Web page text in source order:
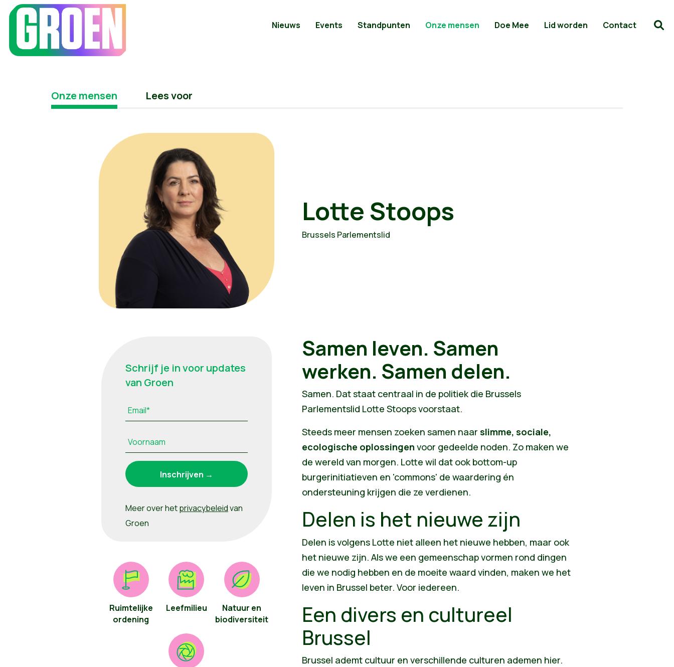
Nieuws Events Standpunten Onze mensen Doe Mee Lid worden Contact
Onze mensen Lees voor
Lotte Stoops
Brussels Parlementslid
Schrijf je in voor updates
van Groen
Email*
Voornaam
Meer over hetprivacybeleidvan
Groen
Ruimtelijke
ordening
Leefmilieu
Natuur en
biodiversiteit
Samen leven. Samen
werken. Samen delen.
Samen. Dat staat centraal in de politiek die Brussels
Parlementslid Lotte Stoops voorstaat.
Steeds meer mensen zoeken samen naar slimme, sociale,
ecologische oplossingen voor gedeelde noden. Zo maken we
de wereld van morgen. Lotte wil dat ook bottom-up
burgerinitiatieven en 'commons' de waardering én
ondersteuning krijgen die ze verdienen.
Delen is het nieuwe zijn
Delen is volgens Lotte niet alleen het nieuwe hebben, maar ook
het nieuwe zijn. Als we een gemeenschap vormen rond dingen
die we nodig hebben en de moeite waard vinden, maken we het
leven in Brussel beter. Voor iedereen.
Een divers en cultureel
Brussel
Brussel ademt cultuur en verschillende culturen ademen hier.